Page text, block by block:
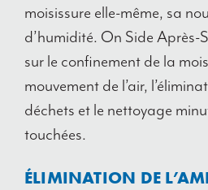
moisissure elle-même, sa
d’humidité. On Side Après-
sur le confinement de la
mouvement de l’air,
déchets et le nettoyage
touchées.
ÉLIMINATION DE